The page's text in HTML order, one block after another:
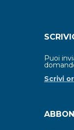
Puoi
Scrivi